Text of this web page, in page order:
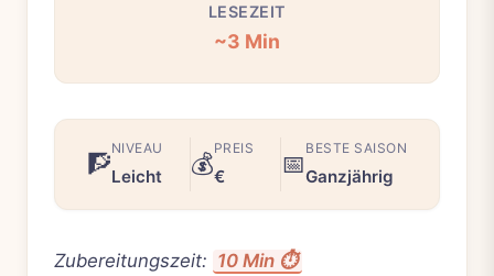
LESEZEIT
~3 Min
🧗
NIVEAU
Leicht 💰
PREIS
€ 📅
BESTE SAISON
Ganzjährig
Zubereitungszeit: 10 Min ⏱️